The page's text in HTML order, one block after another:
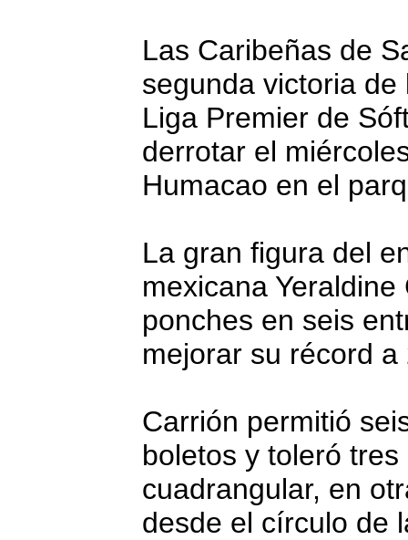
Las Caribeñas de
segunda victoria
Liga Premier de
derrotar el
Humacao en el
La gran figura del
mexicana
ponches en seis
mejorar su récord a
Carrión permitió
boletos y toleró
cuadrangular, en
desde el círculo de